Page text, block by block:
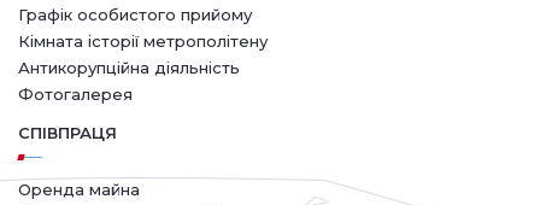
Графік особистого прийому
Кімната історії метрополітену
Антикорупційна діяльність
Фотогалерея
СПІВПРАЦЯ
Оренда майна